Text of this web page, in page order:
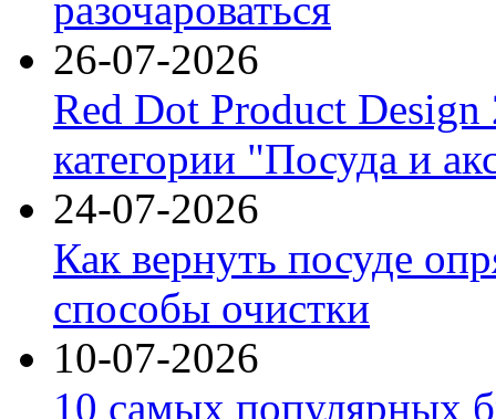
26-07-2026
Red Dot Product Design
категории "Посуда и
24-07-2026
Как вернуть посуде
способы очистки
10-07-2026
10 самых популярных